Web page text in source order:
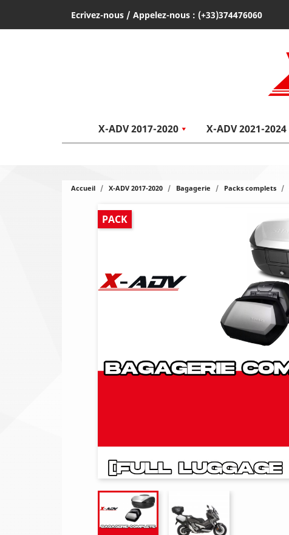
Ecrivez-nous / Appelez-nous : (+33)374476060
X-ADV 2017-2020 X-ADV 2021-2024
Accueil X-ADV 2017-2020 Bagagerie Packs complets
PACK